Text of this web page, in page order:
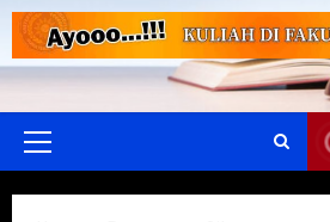
Primary